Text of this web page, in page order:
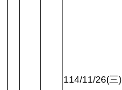
114/11/26(三)